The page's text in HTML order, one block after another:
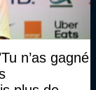
n’as gagné